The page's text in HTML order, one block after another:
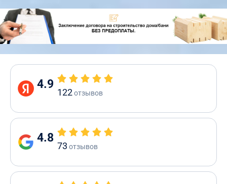
4.9
122отзывов
4.8
73 отзывов